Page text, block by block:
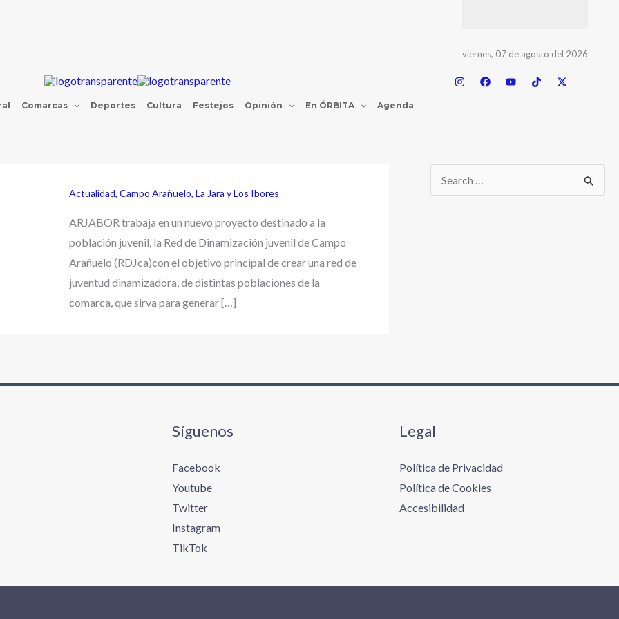
viernes, 07 de agosto del 2026
Comarcas Deportes Cultura Festejos Opinión En ÓRBITA Agenda
Actualidad, Campo Arañuelo, La Jara y Los Ibores
ARJABOR trabaja en un nuevo proyecto destinado a la
población juvenil, la Red de Dinamización juvenil de Campo
Arañuelo (RDJca)con el objetivo principal de crear una red de
juventud dinamizadora, de distintas poblaciones de la
comarca, que sirva para generar […]
Síguenos
Facebook
Youtube
Twitter
Instagram
TikTok
Legal
Política de Privacidad
Política de Cookies
Accesibilidad